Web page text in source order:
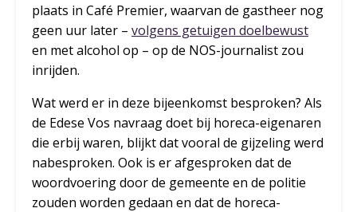
plaats in Café Premier, waarvan de gastheer nog
geen uur later – volgens getuigen doelbewust
en met alcohol op – op de NOS-journalist zou
inrijden.
Wat werd er in deze bijeenkomst besproken? Als
de Edese Vos navraag doet bij horeca-eigenaren
die erbij waren, blijkt dat vooral de gijzeling werd
nabesproken. Ook is er afgesproken dat de
woordvoering door de gemeente en de politie
zouden worden gedaan en dat de horeca-